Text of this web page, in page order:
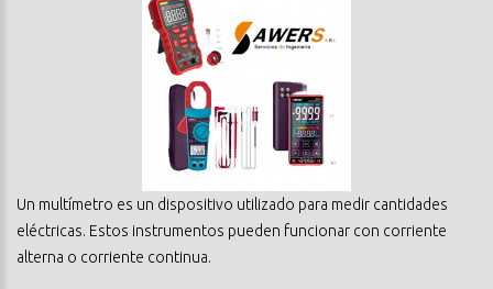
Un multímetro es un dispositivo utilizado para medir cantidades
eléctricas. Estos instrumentos pueden funcionar con corriente
alterna o corriente continua.